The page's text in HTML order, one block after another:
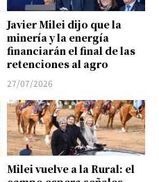
Javier Milei dijo que la
minería y la energía
financiarán el final de las
retenciones al agro
27/07/2026
Milei vuelve a la Rural: el